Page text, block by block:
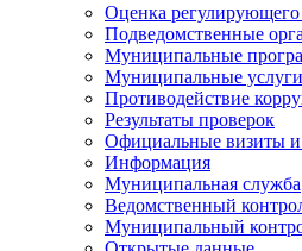
Оценка регулирующего
Подведомственные
Муниципальные
Муниципальные услуги
Противодействие
Результаты проверок
Официальные визиты и
Информация
Муниципальная служба
Ведомственный
Муниципальный